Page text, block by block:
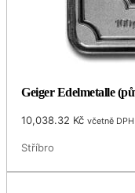
Geiger Edelmetalle
10,038.32 Kč včetně DPH
Stříbro